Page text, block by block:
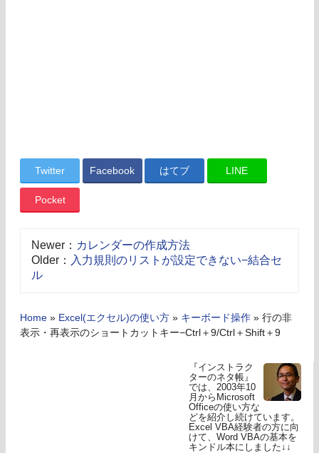
Twitter Facebook はてブ LINE
Pocket
Newer： カレンダーの作成方法
Older： 入力規則のリストが設定できない−結合セ
ル
Home » Excel(エクセル)の使い方 » キーボード操作 » 行の非
表示・再表示のショートカットキー−Ctrl＋9/Ctrl＋Shift＋9
『インストラク
ターのネタ帳』
では、2003年10
月からMicrosoft
Officeの使い方な
どを紹介し続けています。
Excel VBA経験者の方に向
けて、Word VBAの基本を
キンドル本にしました↓↓